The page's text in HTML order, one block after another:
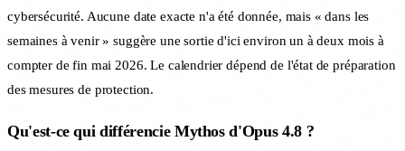
cybersécurité. Aucune date exacte n'a été donnée, mais « dans les
semaines à venir » suggère une sortie d'ici environ un à deux mois à
compter de fin mai 2026. Le calendrier dépend de l'état de préparation
des mesures de protection.
Qu'est-ce qui différencie Mythos d'Opus 4.8 ?